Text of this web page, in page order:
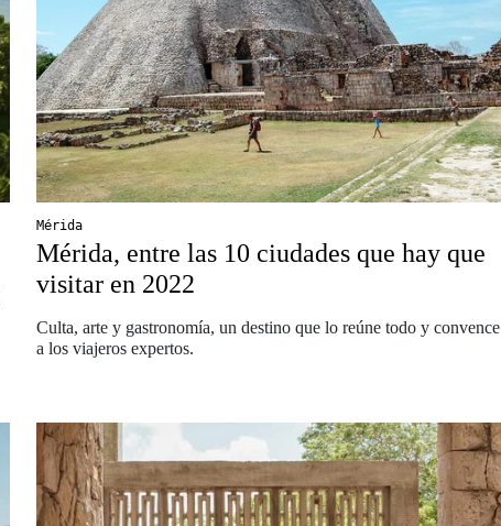
Mérida
Mérida, entre las 10 ciudades que hay que
visitar en 2022
Culta, arte y gastronomía, un destino que lo reúne todo y convence
a los viajeros expertos.